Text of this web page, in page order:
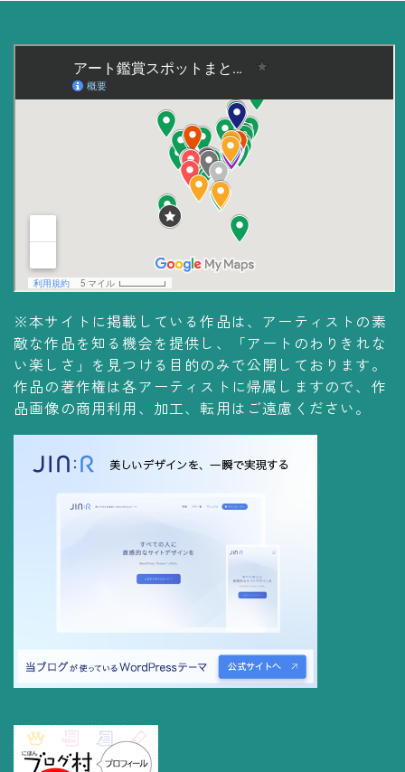
アート探究
用語解説
データ・メディア
買う
アイテム・サービス
コレクションの仕方
Yoshiteru Collection
飾る
飾り方
※本サイトに掲載している作品は、アーティストの素
敵な作品を知る機会を提供し、「アートのわりきれな
い楽しさ」を見つける目的のみで公開しております。
作品の著作権は各アーティストに帰属しますので、作
品画像の商用利用、加工、転用はご遠慮ください。